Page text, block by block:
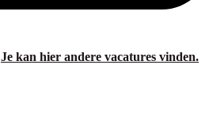
Je kan hier andere vacatures vinden.